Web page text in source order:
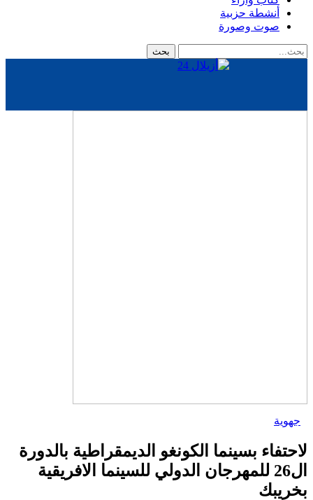
أنشطة حزبية
صوت وصورة
جهوية
لاحتفاء بسينما الكونغو الديمقراطية بالدورة
ال26 للمهرجان الدولي للسينما الافريقية
بخريبك